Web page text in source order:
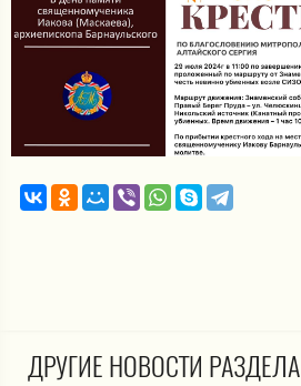
ДРУГИЕ НОВОСТИ РАЗДЕЛА